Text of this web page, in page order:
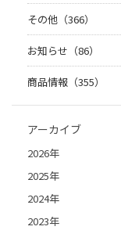
その他（366）
お知らせ（86）
商品情報（355）
アーカイブ
2026年
2025年
2024年
2023年